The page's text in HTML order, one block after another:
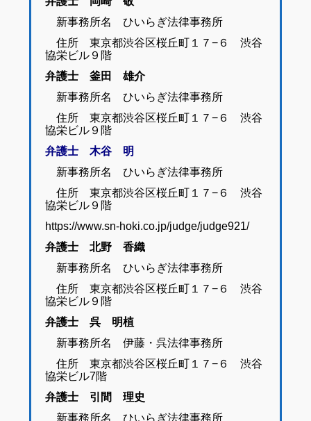
新事務所名 ひいらぎ法律事務所
住所 東京都渋谷区桜丘町１７−６ 渋谷
協栄ビル９階
弁護士 釜田 雄介
新事務所名 ひいらぎ法律事務所
住所 東京都渋谷区桜丘町１７−６ 渋谷
協栄ビル９階
弁護士 木谷 明
新事務所名 ひいらぎ法律事務所
住所 東京都渋谷区桜丘町１７−６ 渋谷
協栄ビル９階
https://www.sn-hoki.co.jp/judge/judge921/
弁護士 北野 香織
新事務所名 ひいらぎ法律事務所
住所 東京都渋谷区桜丘町１７−６ 渋谷
協栄ビル９階
弁護士 呉 明植
新事務所名 伊藤・呉法律事務所
住所 東京都渋谷区桜丘町１７−６ 渋谷
協栄ビル7階
弁護士 引間 理史
新事務所名 ひいらぎ法律事務所